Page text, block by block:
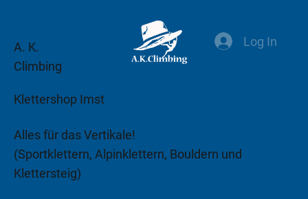
A. K.
Climbing
Klettershop Imst
Alles für das Vertikale!
(Sportklettern, Alpinklettern, Bouldern und
Klettersteig)
Log In